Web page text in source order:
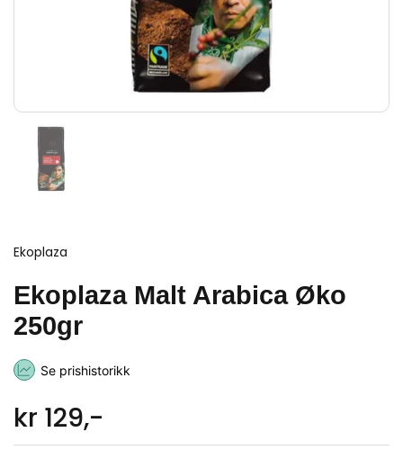
Ekoplaza
Ekoplaza Malt Arabica Øko
250gr
Se prishistorikk
kr 129,-